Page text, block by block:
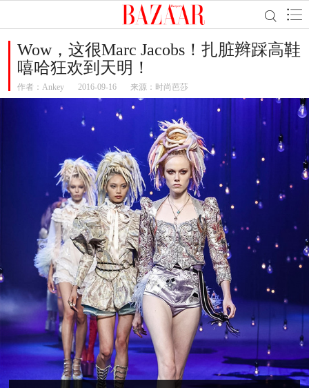
Wow，这很Marc Jacobs！扎脏辫踩高鞋
嘻哈狂欢到天明！
作者： Ankey 2016-09-16 来源：时尚芭莎